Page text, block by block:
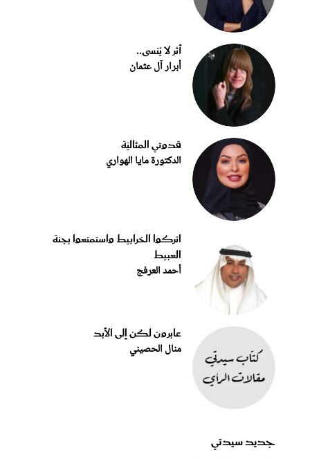
أثر لا يُنسى..
أبرار آل عثمان
قدوتي المثاليّة
الدكتورة مايا الهواري
اتركوا الخرابيط واستمتعوا بجنة
العبيط
أحمد العرفج
عابرون لكن إلى الأبد
منال الحصيني
جديد سيدتي